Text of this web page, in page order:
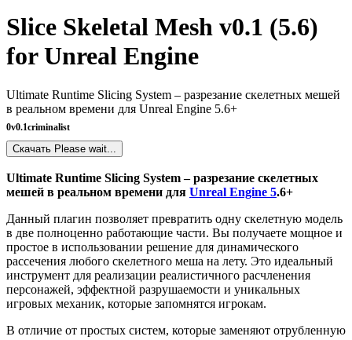
Slice Skeletal Mesh v0.1 (5.6)
for Unreal Engine
Ultimate Runtime Slicing System – разрезание скелетных мешей
в реальном времени для Unreal Engine 5.6+
0v0.1criminalist
Скачать Please wait...
Ultimate Runtime Slicing System – разрезание скелетных
мешей в реальном времени для Unreal Engine 5.6+
Данный плагин позволяет превратить одну скелетную модель
в две полноценно работающие части. Вы получаете мощное и
простое в использовании решение для динамического
рассечения любого скелетного меша на лету. Это идеальный
инструмент для реализации реалистичного расчленения
персонажей, эффектной разрушаемости и уникальных
игровых механик, которые запомнятся игрокам.
В отличие от простых систем, которые заменяют отрубленную